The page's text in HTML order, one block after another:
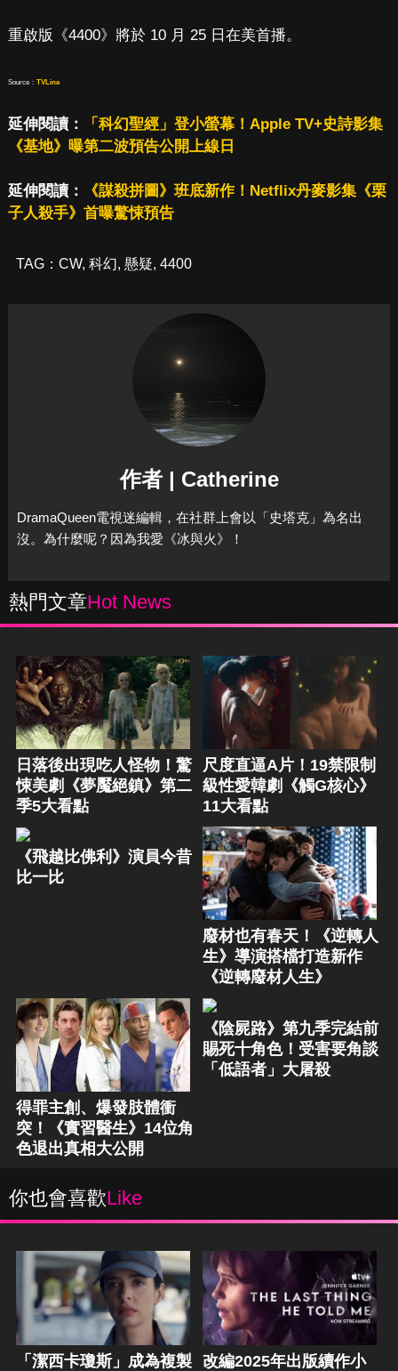
重啟版《4400》將於 10 月 25 日在美首播。
Source： TVLine
延伸閱讀：
「科幻聖經」登小螢幕！Apple TV+史詩影集
《基地》曝第二波預告公開上線日
延伸閱讀：
《謀殺拼圖》班底新作！Netflix丹麥影集《栗
子人殺手》首曝驚悚預告
TAG： CW, 科幻, 懸疑, 4400
作者 | Catherine
DramaQueen電視迷編輯，在社群上會以「史塔克」為名出
沒。為什麼呢？因為我愛《冰與火》！
熱門文章Hot News
日落後出現吃人怪物！驚
悚美劇《夢魘絕鎮》第二
季5大看點
尺度直逼A片！19禁限制
級性愛韓劇《觸G核心》
11大看點
《飛越比佛利》演員今昔
比一比
廢材也有春天！《逆轉人
生》導演搭檔打造新作
《逆轉廢材人生》
得罪主創、爆發肢體衝
突！《實習醫生》14位角
色退出真相大公開
《陰屍路》第九季完結前
賜死十角色！受害要角談
「低語者」大屠殺
你也會喜歡Like
「潔西卡瓊斯」成為複製
改編2025年出版續作小